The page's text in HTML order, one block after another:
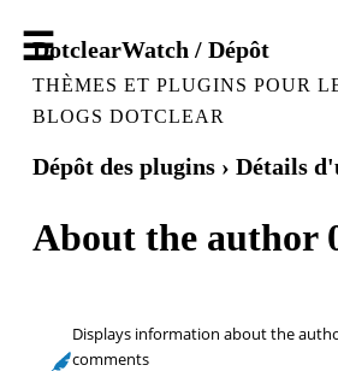
DotclearWatch / Dépôt
THÈMES ET PLUGINS POUR
BLOGS DOTCLEAR
Dépôt des plugins› Détails
About the author
Displays information about the
comments